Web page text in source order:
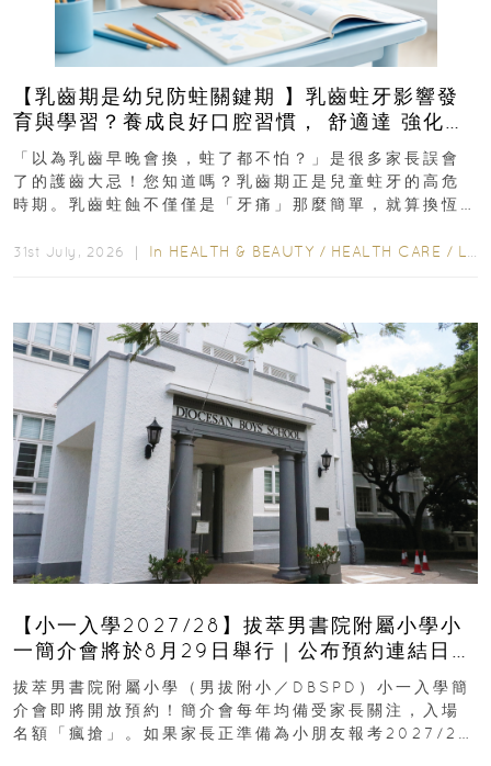
【乳齒期是幼兒防蛀關鍵期 】乳齒蛀牙影響發
育與學習？養成良好口腔習慣， 舒適達 強化琺
瑯質 兒童牙膏防護指南
「以為乳齒早晚會換，蛀了都不怕？」是很多家長誤會
了的護齒大忌！您知道嗎？乳齒期正是兒童蛀牙的高危
時期。乳齒蛀蝕不僅僅是「牙痛」那麼簡單，就算換恆
31st July, 2026 ｜ In HEALTH & BEAUTY / HEALTH CARE / LIFESTYLE
【小一入學2027/28】拔萃男書院附屬小學小
一簡介會將於8月29日舉行｜公布預約連結日期
｜更設有網上重溫
拔萃男書院附屬小學（男拔附小／DBSPD）小一入學簡
介會即將開放預約！簡介會每年均備受家長關注，入場
名額「瘋搶」。如果家長正準備為小朋友報考2027/28